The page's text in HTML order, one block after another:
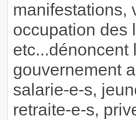
manifestations,
occupation des
etc...dénoncent
gouvernement
salarie-e-s,
retraite-e-s,